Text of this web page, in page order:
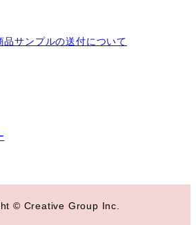
サンプルの送付について
© Creative Group Inc.